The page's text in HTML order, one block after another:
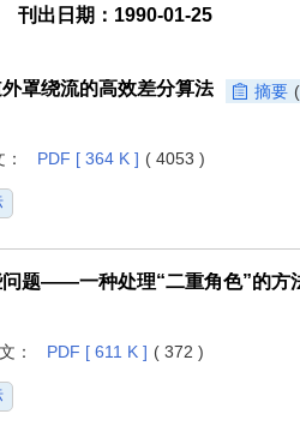
刊出日期：1990-01-25
罩绕流的高效差分算法
摘要
PDF [ 364 K ] ( 4053 )
问题——一种处理“二重角色”的方
： PDF [ 611 K ] ( 372 )